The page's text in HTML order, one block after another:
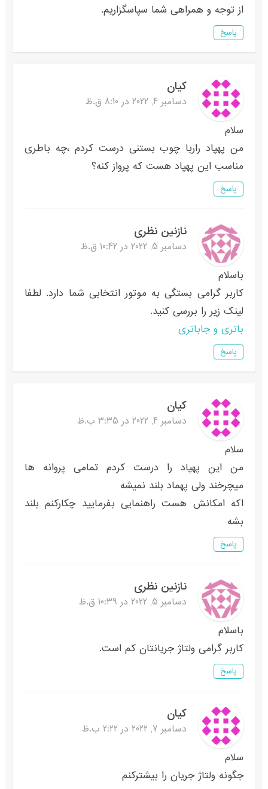
از توجه و همراهی شما سپاسگزاریم.
پاسخ
کیان
دسامبر 4, 2022 در 8:10 ق.ظ
سلام
من پهپاد راربا چوب بستنی درست کردم ،چه باطری
مناسب این پهپاد هست که پرواز کنه؟
پاسخ
نازنین نظری
دسامبر 5, 2022 در 10:42 ق.ظ
باسلام
کاربر گرامی بستگی به موتور انتخابی شما دارد. لطفا
لینک زیر را بررسی کنید.
باتری و جاباتری
پاسخ
کیان
دسامبر 4, 2022 در 3:35 ب.ظ
سلام
من این پهپاد را درست کردم تمامی پروانه ها
میچرخند ولی پهماد بلند نمیشه
اکه امکانش هست راهنمایی بفرمایید چکارکنم بلند
بشه
پاسخ
نازنین نظری
دسامبر 5, 2022 در 10:39 ق.ظ
باسلام
کاربر گرامی ولتاژ جریانتان کم است.
پاسخ
کیان
دسامبر 7, 2022 در 2:22 ب.ظ
سلام
جگونه ولتاژ جریان را بیشترکنم